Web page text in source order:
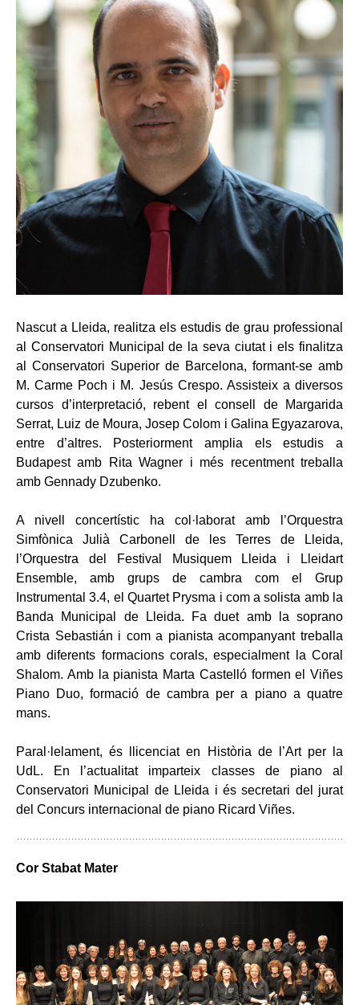
Nascut a Lleida, realitza els estudis de grau professional
al Conservatori Municipal de la seva ciutat i els finalitza
al Conservatori Superior de Barcelona, formant-se amb
M. Carme Poch i M. Jesús Crespo. Assisteix a diversos
cursos d’interpretació, rebent el consell de Margarida
Serrat, Luiz de Moura, Josep Colom i Galina Egyazarova,
entre d’altres. Posteriorment amplia els estudis a
Budapest amb Rita Wagner i més recentment treballa
amb Gennady Dzubenko.
A nivell concertístic ha col·laborat amb l’Orquestra
Simfònica Julià Carbonell de les Terres de Lleida,
l’Orquestra del Festival Musiquem Lleida i Lleidart
Ensemble, amb grups de cambra com el Grup
Instrumental 3.4, el Quartet Prysma i com a solista amb la
Banda Municipal de Lleida. Fa duet amb la soprano
Crista Sebastián i com a pianista acompanyant treballa
amb diferents formacions corals, especialment la Coral
Shalom. Amb la pianista Marta Castelló formen el Viñes
Piano Duo, formació de cambra per a piano a quatre
mans.
Paral·lelament, és llicenciat en Història de l’Art per la
UdL. En l’actualitat imparteix classes de piano al
Conservatori Municipal de Lleida i és secretari del jurat
del Concurs internacional de piano Ricard Viñes.
Cor Stabat Mater